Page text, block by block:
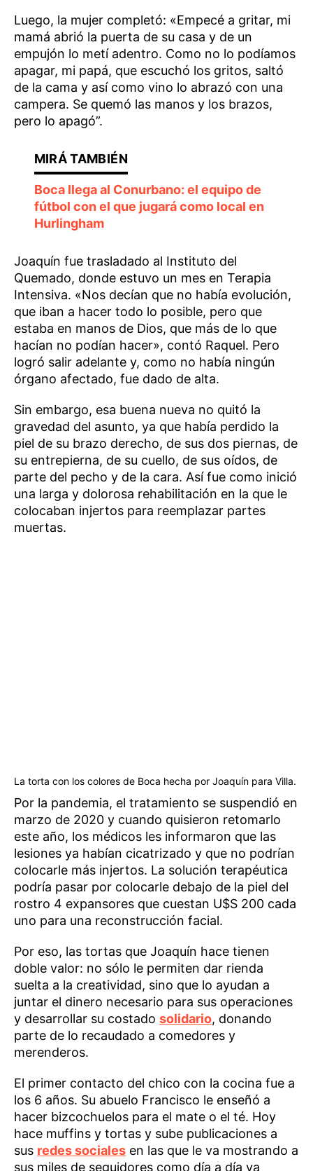
Luego, la mujer completó: «Empecé a gritar, mi
mamá abrió la puerta de su casa y de un
empujón lo metí adentro. Como no lo podíamos
apagar, mi papá, que escuchó los gritos, saltó
de la cama y así como vino lo abrazó con una
campera. Se quemó las manos y los brazos,
pero lo apagó”.
Boca llega al Conurbano: el equipo de
fútbol con el que jugará como local en
Hurlingham
Joaquín fue trasladado al Instituto del
Quemado, donde estuvo un mes en Terapia
Intensiva. «Nos decían que no había evolución,
que iban a hacer todo lo posible, pero que
estaba en manos de Dios, que más de lo que
hacían no podían hacer», contó Raquel. Pero
logró salir adelante y, como no había ningún
órgano afectado, fue dado de alta.
Sin embargo, esa buena nueva no quitó la
gravedad del asunto, ya que había perdido la
piel de su brazo derecho, de sus dos piernas, de
su entrepierna, de su cuello, de sus oídos, de
parte del pecho y de la cara. Así fue como inició
una larga y dolorosa rehabilitación en la que le
colocaban injertos para reemplazar partes
muertas.
La torta con los colores de Boca hecha por Joaquín para Villa.
Por la pandemia, el tratamiento se suspendió en
marzo de 2020 y cuando quisieron retomarlo
este año, los médicos les informaron que las
lesiones ya habían cicatrizado y que no podrían
colocarle más injertos. La solución terapéutica
podría pasar por colocarle debajo de la piel del
rostro 4 expansores que cuestan U$S 200 cada
uno para una reconstrucción facial.
Por eso, las tortas que Joaquín hace tienen
doble valor: no sólo le permiten dar rienda
suelta a la creatividad, sino que lo ayudan a
juntar el dinero necesario para sus operaciones
y desarrollar su costado solidario, donando
parte de lo recaudado a comedores y
merenderos.
El primer contacto del chico con la cocina fue a
los 6 años. Su abuelo Francisco le enseñó a
hacer bizcochuelos para el mate o el té. Hoy
hace muffins y tortas y sube publicaciones a
sus redes sociales en las que le va mostrando a
sus miles de seguidores como día a día va